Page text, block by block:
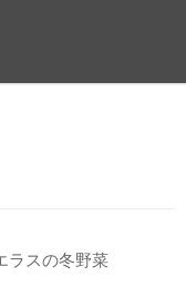
スの冬野菜